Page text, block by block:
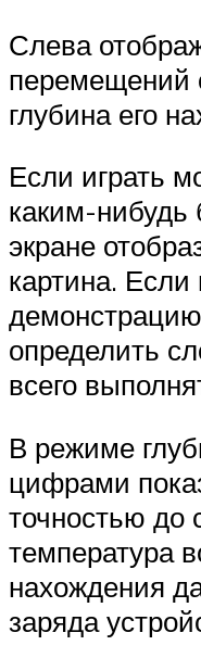
Слева
перемещений
глубина его
Если играть
каким-нибудь
экране
картина. Если
определить
всего
В режиме
цифрами
точностью до
температура
нахождения
заряда